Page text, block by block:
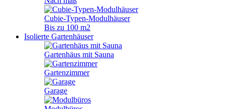
Cubie-Typen-Modulhäuser
Bis zu 100 m2
Isolierte Gartenhäuser
Gartenhäus mit Sauna
Gartenzimmer
Garage